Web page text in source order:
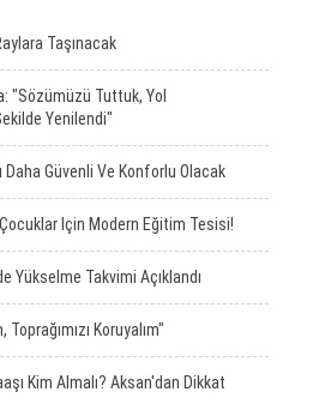
Taşınacak
"Sözümüzü Tuttuk, Yol
Yenilendi"
Daha Güvenli Ve Konforlu Olacak
Için Modern Eğitim Tesisi!
Yükselme Takvimi Açıklandı
Toprağımızı Koruyalım"
Kim Almalı? Aksan'dan Dikkat